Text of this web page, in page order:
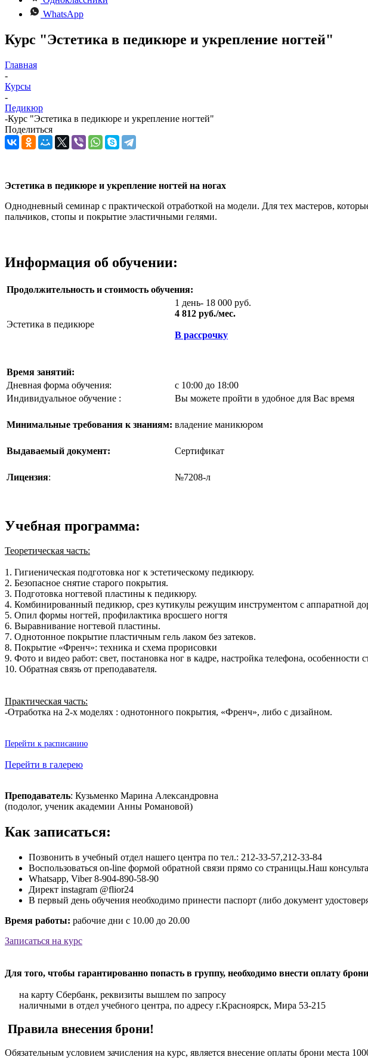
WhatsApp
Курс "Эстетика в педикюре и укрепление ногтей"
Главная
-
Курсы
-
Педикюр
-Курс "Эстетика в педикюре и укрепление ногтей"
Поделиться
Эстетика в педикюре и укрепление ногтей на ногах
Однодневный семинар с практической отработкой на модели. Для тех мастеров,
пальчиков, стопы и покрытие эластичными гелями.
Информация об обучении:
Продолжительность и стоимость обучения:
Эстетика в педикюре
1 день- 18 000 руб.
4 812 руб./мес.
В рассрочку
Время занятий:
Дневная форма обучения:
с 10:00 до 18:00
Индивидуальное обучение :
Вы можете пройти в удобное для Вас время
Минимальные требования к знаниям: владение маникюром
Выдаваемый документ: Сертификат
Лицензия: №7208-л
Учебная программа:
Теоретическая часть:
1. Гигиеническая подготовка ног к эстетическому педикюру.
2. Безопасное снятие старого покрытия.
3. Подготовка ногтевой пластины к педикюру.
4. Комбинированный педикюр, срез кутикулы режущим инструментом с аппаратной
5. Опил формы ногтей, профилактика вросшего ногтя
6. Выравнивание ногтевой пластины.
7. Однотонное покрытие пластичным гель лаком без затеков.
8. Покрытие «Френч»: техника и схема прорисовки
9. Фото и видео работ: свет, постановка ног в кадре, настройка телефона, особенности
10. Обратная связь от преподавателя.
Практическая часть:
-Отработка на 2-х моделях : однотонного покрытия, «Френч», либо с дизайном.
Перейти к расписанию
Перейти в галерею
Преподаватель: Кузьменко Марина Александровна
(подолог, ученик академии Анны Романовой)
Как записаться:
Позвонить в учебный отдел нашего центра по тел.: 212-33-57,212-33-84
Воспользоваться on-line формой обратной связи прямо со страницы.Наш
Whatsapp, Viber 8-904-890-58-90
Директ instagram @flior24
В первый день обучения необходимо принести паспорт (либо документ
Время работы: рабочие дни с 10.00 до 20.00
Записаться на курс
Для того, чтобы гарантированно попасть в группу, необходимо внести оплату
на карту Сбербанк, реквизиты вышлем по запросу
наличными в отдел учебного центра, по адресу г.Красноярск, Мира 53-215
Правила внесения брони!
Обязательным условием зачисления на курс, является внесение оплаты брони места